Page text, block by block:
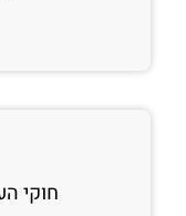
חוקי